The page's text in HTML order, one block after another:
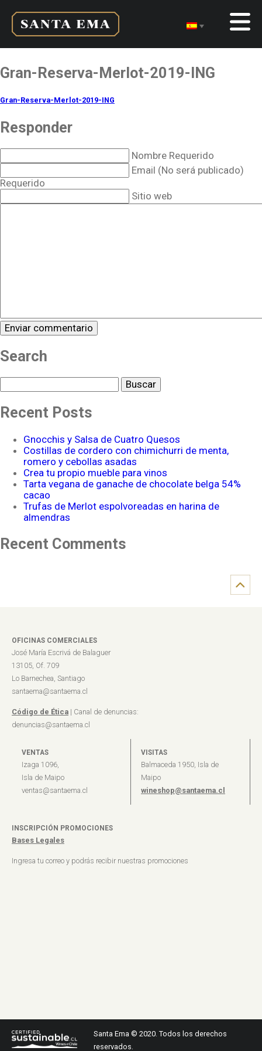
Gran-Reserva-Merlot-2019-ING
Gran-Reserva-Merlot-2019-ING
Responder
Nombre Requerido
Email (No será publicado)
Requerido
Sitio web
Search
Recent Posts
Gnocchis y Salsa de Cuatro Quesos
Costillas de cordero con chimichurri de menta,
romero y cebollas asadas
Crea tu propio mueble para vinos
Tarta vegana de ganache de chocolate belga 54%
cacao
Trufas de Merlot espolvoreadas en harina de
almendras
Recent Comments
OFICINAS COMERCIALES
José María Escrivá de Balaguer
13105, Of. 709
Lo Barnechea, Santiago
santaema@santaema.cl
Código de Ética | Canal de denuncias:
denuncias@santaema.cl
VENTAS
Izaga 1096,
Isla de Maipo
ventas@santaema.cl
VISITAS
Balmaceda 1950, Isla de
Maipo
wineshop@santaema.cl
INSCRIPCIÓN PROMOCIONES
Bases Legales
Ingresa tu correo y podrás recibir nuestras promociones
Santa Ema © 2020. Todos los derechos
reservados.